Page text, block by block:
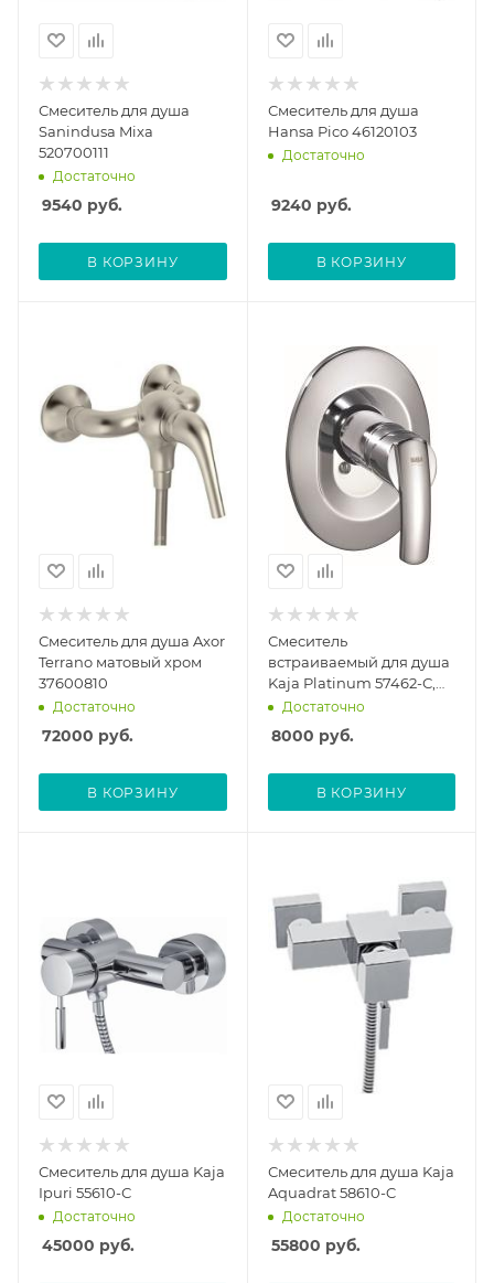
Смеситель для душа
Sanindusa Mixa
520700111
Достаточно
9540 руб.
В КОРЗИНУ
Смеситель для душа
Hansa Pico 46120103
Достаточно
9240 руб.
В КОРЗИНУ
Смеситель для душа Axor
Terrano матовый хром
37600810
Достаточно
72000 руб.
В КОРЗИНУ
Смеситель
встраиваемый для душа
Kaja Platinum 57462-С,
без скрытой части
Достаточно
8000 руб.
В КОРЗИНУ
Смеситель для душа Kaja
Ipuri 55610-С
Достаточно
45000 руб.
Смеситель для душа Kaja
Aquadrat 58610-C
Достаточно
55800 руб.